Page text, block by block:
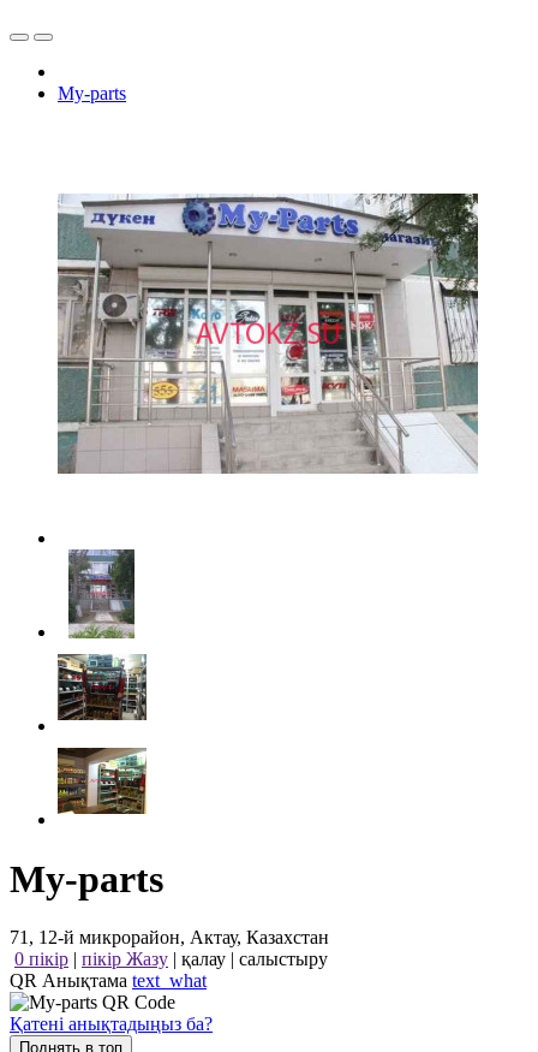
My-parts
My-parts
71, 12-й микрорайон, Актау, Казахстан
0 пікір | пікір Жазу | қалау | салыстыру
QR Анықтама text_what
Қатені анықтадыңыз ба?
Поднять в топ